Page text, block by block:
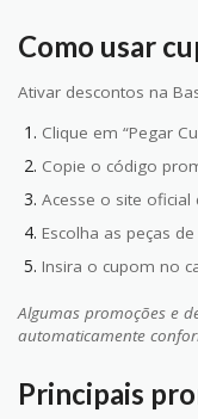
Como usar
Ativar descontos na
Clique em “Pegar
Copie o código
Acesse o site oficial
Escolha as peças
Insira o cupom no
Algumas promoções e
automaticamente
Principais